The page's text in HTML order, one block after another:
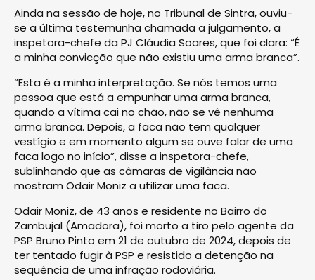
Ainda na sessão de hoje, no Tribunal de Sintra, ouviu-
se a última testemunha chamada a julgamento, a
inspetora-chefe da PJ Cláudia Soares, que foi clara: “É
a minha convicção que não existiu uma arma branca”.
“Esta é a minha interpretação. Se nós temos uma
pessoa que está a empunhar uma arma branca,
quando a vítima cai no chão, não se vê nenhuma
arma branca. Depois, a faca não tem qualquer
vestígio e em momento algum se ouve falar de uma
faca logo no início”, disse a inspetora-chefe,
sublinhando que as câmaras de vigilância não
mostram Odair Moniz a utilizar uma faca.
Odair Moniz, de 43 anos e residente no Bairro do
Zambujal (Amadora), foi morto a tiro pelo agente da
PSP Bruno Pinto em 21 de outubro de 2024, depois de
ter tentado fugir à PSP e resistido a detenção na
sequência de uma infração rodoviária.